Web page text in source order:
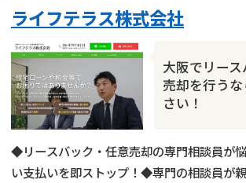
ライフテラス株式会社
大阪でリー
売却を行う
さい！
◆リースバック・任意売却の専門相談員が
い支払いを即ストップ！◆専門の相談員が